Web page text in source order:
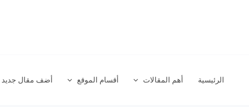
الرئيسية أهم المقالات أقسام الموقع أضف مقال جديد